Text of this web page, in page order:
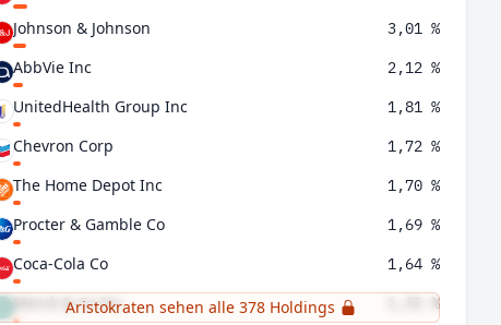
Johnson & Johnson 3,01 %
AbbVie Inc 2,12 %
UnitedHealth Group Inc 1,81 %
Chevron Corp 1,72 %
The Home Depot Inc 1,70 %
Procter & Gamble Co 1,69 %
Coca-Cola Co 1,64 %
Merck & Co Inc 1,55 %
Aristokraten sehen alle 378 Holdings